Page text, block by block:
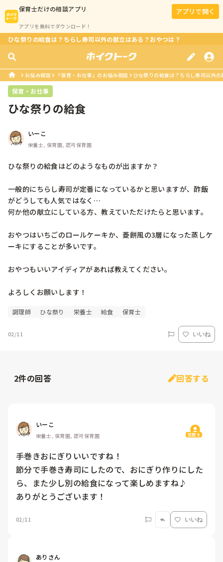
保育士だけの相談アプリ
アプリを無料でダウンロード！
アプリで開く
ひな祭りの給食は？ちらし寿司以外の献立はある？おやつは？
お悩み相談 「保育・お仕事」のお悩み相談 ひな祭りの給食は？ちらし寿司以外
保育・お仕事
ひな祭りの給食
いーこ
栄養士, 保育園, 認可保育園
ひな祭りの給食はどのようなものが出ますか？
一般的にちらし寿司が定番になっているかと思いますが、酢飯
がどうしても人気ではなく…
何か他の献立にしている方、教えていただけたらと思います。
おやつはいちごのロールケーキか、菱餅風の3層になった蒸しケ
ーキにすることが多いです。
おやつもいいアイディアがあれば教えてください。
よろしくお願いします！
調理師 ひな祭り 栄養士 給食 保育士
02/11 いいね
2件の回答 回答する
いーこ
栄養士, 保育園, 認可保育園 質問主
手巻きおにぎりいいですね！
節分で手巻き寿司にしたので、おにぎり作りにした
ら、また少し別の給食になって楽しめますね♪
ありがとうございます！
02/11 いいね
ありさん